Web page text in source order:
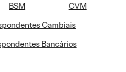
BSM
CVM
Cambiais
Bancários